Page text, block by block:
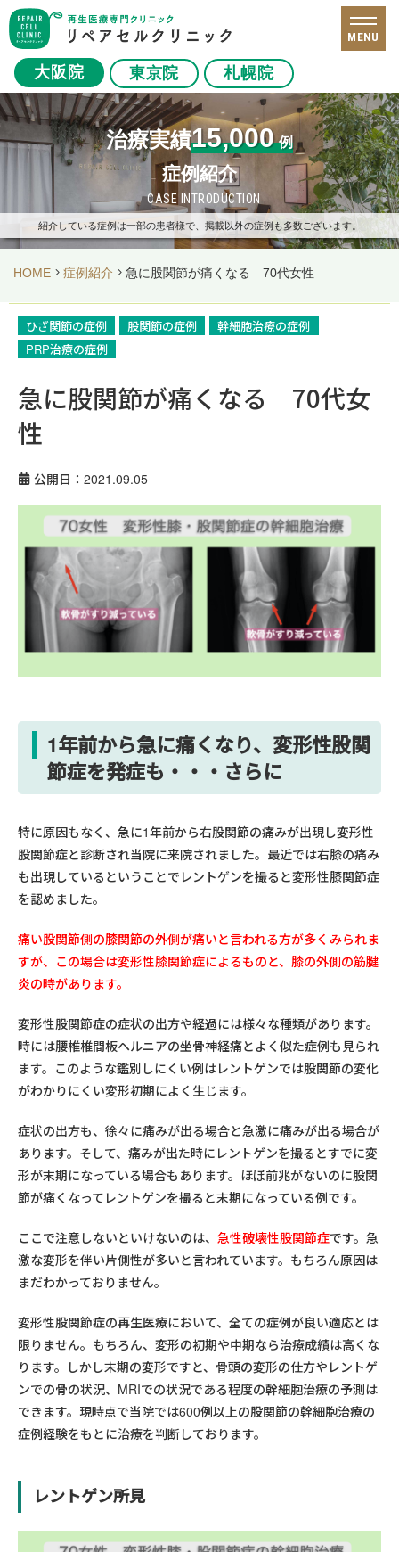
大阪院 東京院 札幌院
MENU
治療実績15,000 例
症例紹介
CASE INTRODUCTION
紹介している症例は一部の患者様で、掲載以外の症例も多数ございます。
HOME 症例紹介 急に股関節が痛くなる 70代女性
ひざ関節の症例 股関節の症例
幹細胞治療の症例
PRP治療の症例
急に股関節が痛くなる 70代女
性
公開日：2021.09.05
1年前から急に痛くなり、変形性股関
節症を発症も・・・さらに
特に原因もなく、急に1年前から右股関節の痛みが出現し変形性
股関節症と診断され当院に来院されました。最近では右膝の痛み
も出現しているということでレントゲンを撮ると変形性膝関節症
を認めました。
痛い股関節側の膝関節の外側が痛いと言われる方が多くみられま
すが、この場合は変形性膝関節症によるものと、膝の外側の筋腱
炎の時があります。
変形性股関節症の症状の出方や経過には様々な種類があります。
時には腰椎椎間板ヘルニアの坐骨神経痛とよく似た症例も見られ
ます。このような鑑別しにくい例はレントゲンでは股関節の変化
がわかりにくい変形初期によく生じます。
症状の出方も、徐々に痛みが出る場合と急激に痛みが出る場合が
あります。そして、痛みが出た時にレントゲンを撮るとすでに変
形が末期になっている場合もあります。ほぼ前兆がないのに股関
節が痛くなってレントゲンを撮ると末期になっている例です。
ここで注意しないといけないのは、 急性破壊性股関節症です。急
激な変形を伴い片側性が多いと言われています。もちろん原因は
まだわかっておりません。
変形性股関節症の再生医療において、全ての症例が良い適応とは
限りません。もちろん、変形の初期や中期なら治療成績は高くな
ります。しかし末期の変形ですと、骨頭の変形の仕方やレントゲ
ンでの骨の状況、MRIでの状況である程度の幹細胞治療の予測は
できます。現時点で当院では600例以上の股関節の幹細胞治療の
症例経験をもとに治療を判断しております。
レントゲン所見